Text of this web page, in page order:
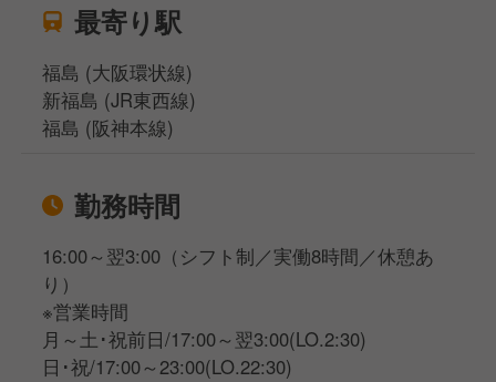
最寄り駅
福島 (大阪環状線)
新福島 (JR東西線)
福島 (阪神本線)
勤務時間
16:00～翌3:00（シフト制／実働8時間／休憩あ
り）
※営業時間
月～土･祝前日/17:00～翌3:00(LO.2:30)
日･祝/17:00～23:00(LO.22:30)